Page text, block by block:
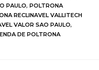
PAULO, POLTRONA
RECLINAVEL VALLITECH
VALOR SAO PAULO,
DE POLTRONA